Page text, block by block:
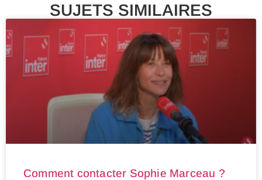
SUJETS SIMILAIRES
Comment contacter Sophie Marceau ?